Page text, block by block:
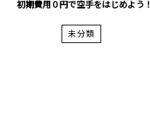
初期費用０円で空手をはじめよう！
未分類